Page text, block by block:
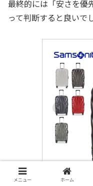
最終的には「安さを優
って判断すると良いで
＼店内、
メニュー ホーム